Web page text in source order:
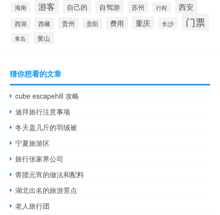
海南 游客 自己的 自驾游 苏州 行程 西安
西湖 西藏 贵州 贵阳 费用 重庆 长沙 门票
青岛 黄山
猜你想看的文章
cube escapehill 攻略
迪拜旅行注意事项
冬天盖几斤的羽绒被
宁夏旅游区
旅行张家界公司
青团元宵的做法和配料
湖北出名的旅游景点
老人旅行团